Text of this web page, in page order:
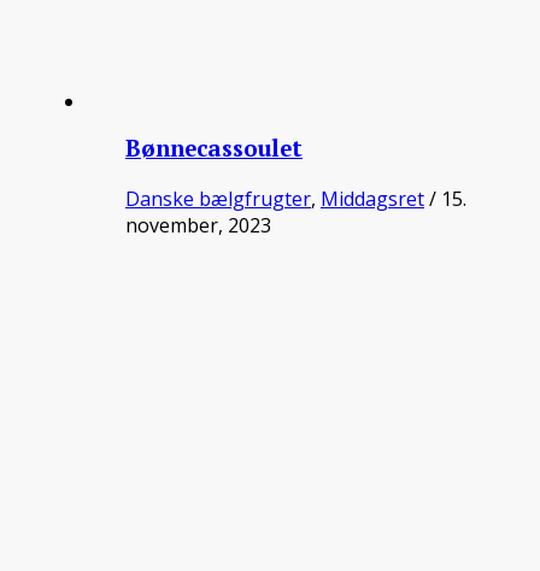
Bønnecassoulet
Danske bælgfrugter, Middagsret/ 15.
november, 2023